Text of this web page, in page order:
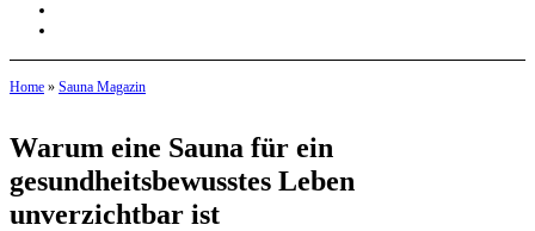
Home » Sauna Magazin
Warum eine Sauna für ein
gesundheitsbewusstes Leben
unverzichtbar ist